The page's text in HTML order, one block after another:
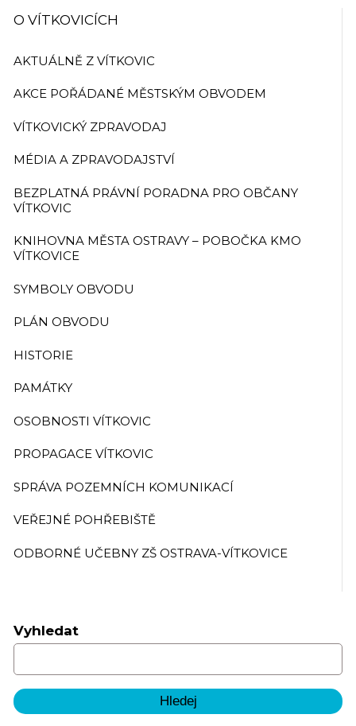
O VÍTKOVICÍCH
AKTUÁLNĚ Z VÍTKOVIC
AKCE POŘÁDANÉ MĚSTSKÝM OBVODEM
VÍTKOVICKÝ ZPRAVODAJ
MÉDIA A ZPRAVODAJSTVÍ
BEZPLATNÁ PRÁVNÍ PORADNA PRO OBČANY
VÍTKOVIC
KNIHOVNA MĚSTA OSTRAVY – POBOČKA KMO
VÍTKOVICE
SYMBOLY OBVODU
PLÁN OBVODU
HISTORIE
PAMÁTKY
OSOBNOSTI VÍTKOVIC
PROPAGACE VÍTKOVIC
SPRÁVA POZEMNÍCH KOMUNIKACÍ
VEŘEJNÉ POHŘEBIŠTĚ
ODBORNÉ UČEBNY ZŠ OSTRAVA-VÍTKOVICE
Vyhledat